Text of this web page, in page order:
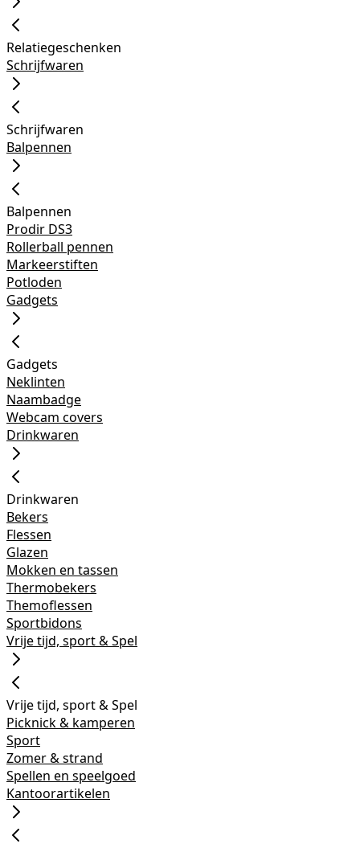
Relatiegeschenken
Schrijfwaren
Schrijfwaren
Balpennen
Balpennen
Prodir DS3
Rollerball pennen
Markeerstiften
Potloden
Gadgets
Gadgets
Neklinten
Naambadge
Webcam covers
Drinkwaren
Drinkwaren
Bekers
Flessen
Glazen
Mokken en tassen
Thermobekers
Themoflessen
Sportbidons
Vrije tijd, sport & Spel
Vrije tijd, sport & Spel
Picknick & kamperen
Sport
Zomer & strand
Spellen en speelgoed
Kantoorartikelen